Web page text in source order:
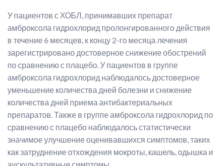
У пациентов с ХОБЛ, принимавших препарат
амброксола гидрохлорид пролонгированного действия
в течение 6 месяцев, к концу 2-го месяца лечения
зарегистрировано достоверное снижение обострений
по сравнению с плацебо. У пациентов в группе
амброксола гидрохлорид наблюдалось достоверное
уменьшение количества дней болезни и снижение
количества дней приема антибактериальных
препаратов. Также в группе амброксола гидрохлорид по
сравнению с плацебо наблюдалось статистически
значимое улучшение оценивавшихся симптомов, таких
как затруднение отхождения мокроты, кашель, одышка и